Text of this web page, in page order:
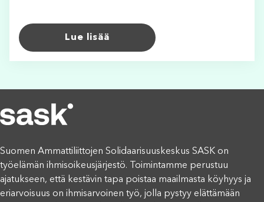
Lue lisää
Suomen Ammattiliittojen Solidaarisuuskeskus SASK on
työelämän ihmisoikeusjärjestö. Toimintamme perustuu
ajatukseen, että kestävin tapa poistaa maailmasta köyhyys ja
eriarvoisuus on ihmisarvoinen työ, jolla pystyy elättämään